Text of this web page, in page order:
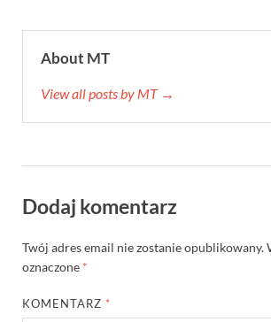
About MT
View all posts by MT →
Dodaj komentarz
Twój adres email nie zostanie opublikowany.
oznaczone *
KOMENTARZ *